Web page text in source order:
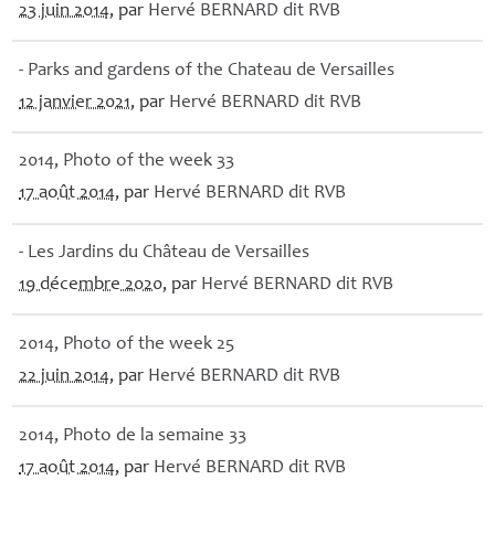
23 juin 2014, par Hervé BERNARD dit RVB
- Parks and gardens of the Chateau de Versailles
12 janvier 2021, par Hervé BERNARD dit RVB
2014, Photo of the week 33
17 août 2014, par Hervé BERNARD dit RVB
- Les Jardins du Château de Versailles
19 décembre 2020, par Hervé BERNARD dit RVB
2014, Photo of the week 25
22 juin 2014, par Hervé BERNARD dit RVB
2014, Photo de la semaine 33
17 août 2014, par Hervé BERNARD dit RVB